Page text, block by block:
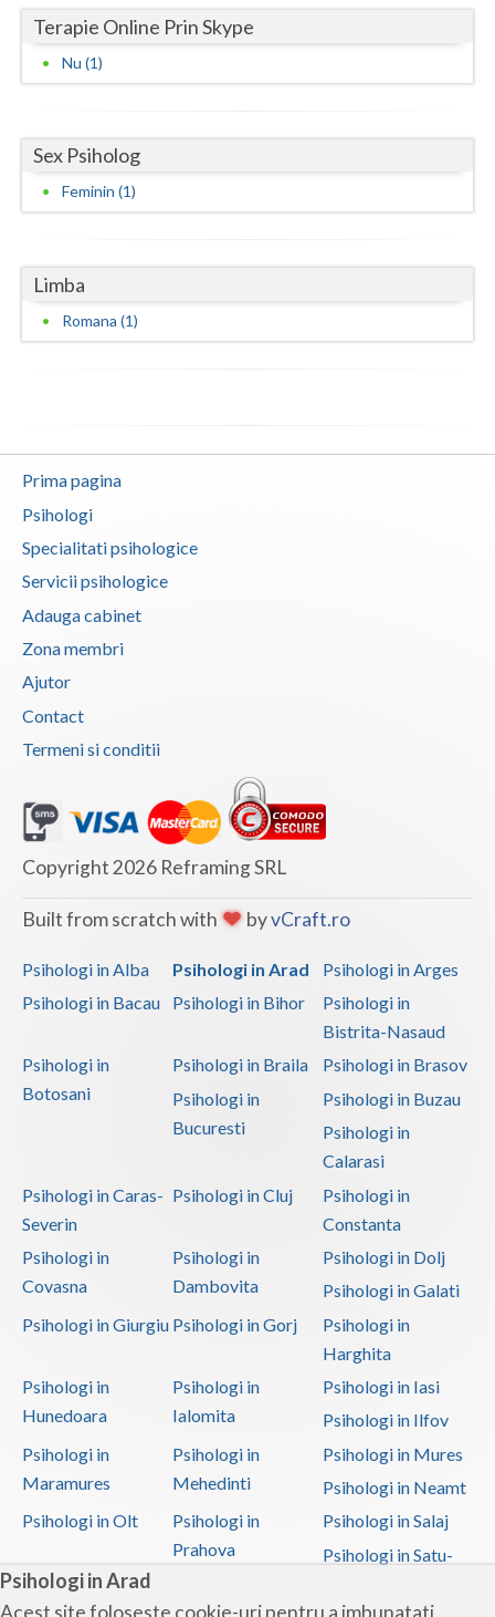
Psihologi in Arad
Acest site foloseste cookie-uri pentru a imbunatati
Maramures
Mehedinti
Neamt
Olt
Salaj
Satu-Mare
Teleorman
Timis
Valcea
Vaslui
Terapie Online Prin Skype
Nu (1)
Sex Psiholog
Feminin (1)
Limba
Romana (1)
Prima pagina
Psihologi
Specialitati psihologice
Servicii psihologice
Adauga cabinet
Zona membri
Ajutor
Contact
Termeni si conditii
Copyright 2026 Reframing SRL
Built from scratch with byvCraft.ro
Psihologi in Alba Psihologi in Arad
Psihologi in Arges
Psihologi in Bacau
Psihologi in Bihor
Psihologi in
Bistrita-Nasaud
Psihologi in
Botosani
Psihologi in Braila
Psihologi in Brasov
Psihologi in
Bucuresti
Psihologi in Buzau
Psihologi in
Calarasi
Psihologi in Caras-
Severin
Psihologi in Cluj
Psihologi in
Constanta
Psihologi in
Covasna
Psihologi in
Dambovita
Psihologi in Dolj
Psihologi in Galati
Psihologi in Giurgiu Psihologi in Gorj
Psihologi in
Harghita
Psihologi in
Hunedoara
Psihologi in
Ialomita
Psihologi in Iasi
Psihologi in Ilfov
Psihologi in
Maramures
Psihologi in
Mehedinti
Psihologi in Mures
Psihologi in Neamt
Psihologi in Olt
Psihologi in
Prahova
Psihologi in Salaj
Psihologi in Satu-